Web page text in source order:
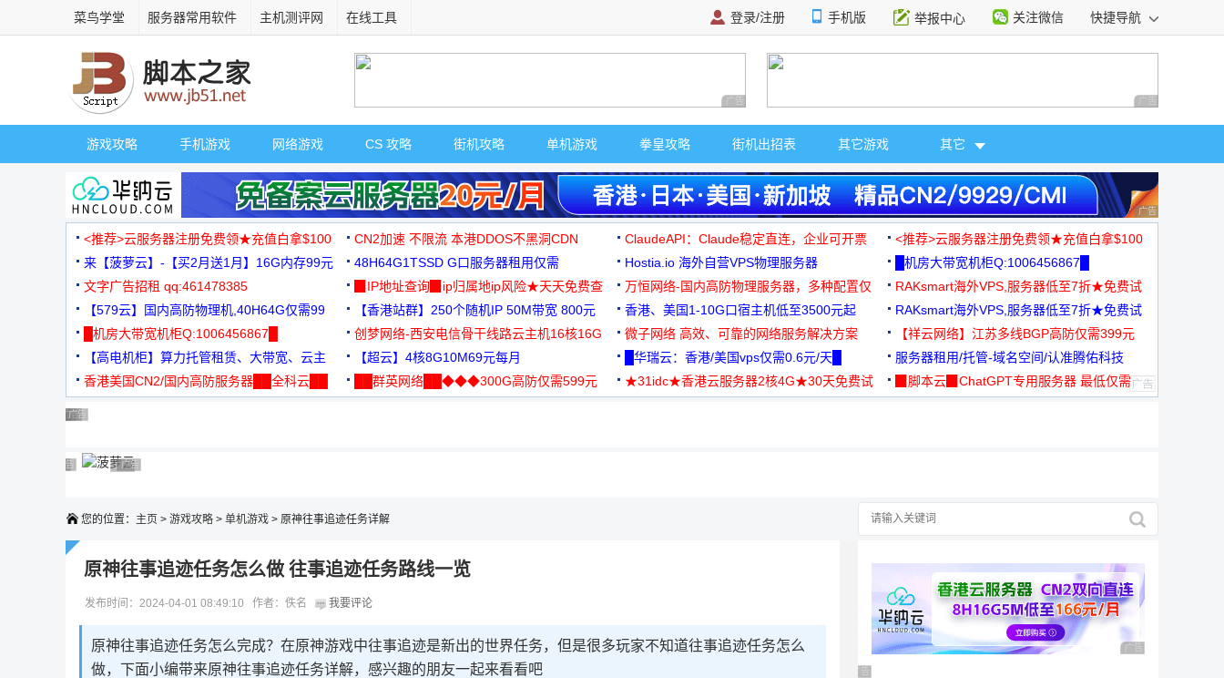
菜鸟学堂 服务器常用软件 主机测评网 在线工具 登录/注册 手机版 举报中心 关注微信 快捷导航
广告 商业广告，理性选择 广告 商业广告，理
游戏攻略 手机游戏 网络游戏 CS 攻略 街机攻略 单机游戏 拳皇攻略 街机出招表 其它游戏 其它
广告 商业广告，理
<推荐>云服务器注册免费领★充值白拿$100 CN2加速 不限流 本港DDOS不黑洞CDN ClaudeAPI：Claude稳定直连，企业可开票
<推荐>云服务器注册免费领★充值白拿$100
来【菠萝云】-【买2月送1月】16G内存99元
48H64G1TSSD G口服务器租用仅需
3000+可免费测试
Hostia.io 海外自营VPS物理服务器
█机房大带宽机柜Q:1006456867█
文字广告招租 qq:461478385
▉IP地址查询▉ip归属地ip风险★天天免费查
万恒网络-国内高防物理服务器，多种配置仅
99元/月起
RAKsmart海外VPS,服务器低至7折★免费试
用★
【579云】国内高防物理机,40H64G仅需99
元
【香港站群】250个随机IP 50M带宽 800元 香港、美国1-10G口宿主机低至3500元起
RAKsmart海外VPS,服务器低至7折★免费试
用★
█机房大带宽机柜Q:1006456867█
创梦网络-西安电信骨干线路云主机16核16G
88元/月
微子网络 高效、可靠的网络服务解决方案
【祥云网络】江苏多线BGP高防仅需399元
【高电机柜】算力托管租赁、大带宽、云主
机
【超云】4核8G10M69元每月 █华瑞云：香港/美国vps仅需0.6元/天█
服务器租用/托管-域名空间/认准腾佑科技
香港美国CN2/国内高防服务器██全科云██
██群英网络██◆◆◆300G高防仅需599元
★31idc★香港云服务器2核4G★30天免费试
▉脚本云▉ChatGPT专用服务器 最低仅需
广告 商业广告，理性选择
广告 商业广告，理性选择
广告 商业广告，理性选择
广告 商业广告，理性选择
广告 商业广告，理性选择
广告 商业广告，理性选择
广告 商业广告，理性选择
广告 商业广告，理性选择广告 商业广告，理性选择
广告 商业广告，理性选择
您的位置： 主页 > 游戏攻略 > 单机游戏 > 原神往事追迹任务详解
原神往事追迹任务怎么做 往事追迹任务路线一览
发布时间：2024-04-01 08:49:10 作者：佚名 我要评论
原神往事追迹任务怎么完成？在原神游戏中往事追迹是新出的世界任务，但是很多玩家不知道往事追迹任务怎么
做，下面小编带来原神往事追迹任务详解，感兴趣的朋友一起来看看吧
广告 商业广告，理性
广告 商业广告，理性选择